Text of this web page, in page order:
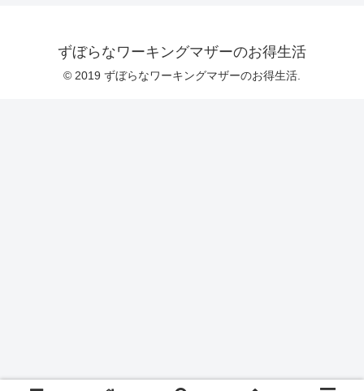
ずぼらなワーキングマザーのお得生活
© 2019 ずぼらなワーキングマザーのお得生活.